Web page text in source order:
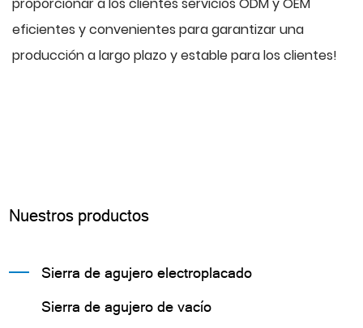
eficientes y convenientes para garantizar una
producción a largo plazo y estable para los clientes!
Nuestros productos
Sierra de agujero electroplacado
Sierra de agujero de vacío